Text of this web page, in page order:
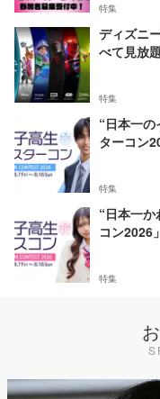
特集
ディズニ
べて見放
特集
“日本一
ターコン
特集
“日本一
コン2026
特集